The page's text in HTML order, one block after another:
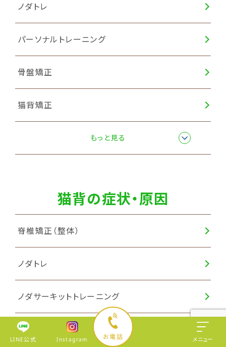
LINE公式 Instagram お電話 メニュー
ノダトレ
パーソナルトレーニング
骨盤矯正
猫背矯正
もっと見る
猫背の症状・原因
脊椎矯正（整体）
ノダトレ
ノダサーキットトレーニング
パーソナルトレーニング